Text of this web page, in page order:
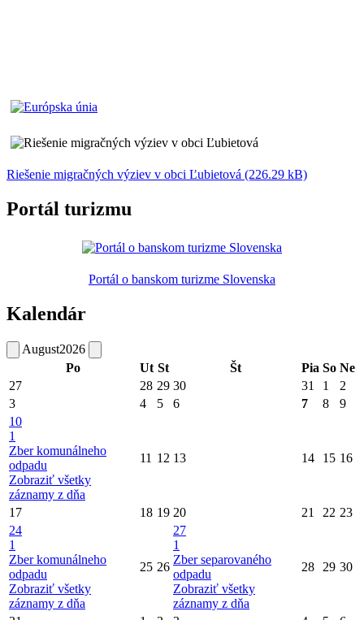
Riešenie migračných výziev v obci Ľubietová (226.29 kB)
Portál turizmu
Portál o banskom turizme Slovenska
Kalendár
August2026
Po
Ut St Št Pia So Ne
27
28 29 30 31 1
2
3
4 5 6 7 8
9
10
1
Zber komunálneho
odpadu
Zobraziť všetky
záznamy z dňa
11 12 13 14 15 16
17 18 19 20 21 22 23
24
1
Zber komunálneho
odpadu
Zobraziť všetky
záznamy z dňa
25 26
27
1
Zber separovaného
odpadu
Zobraziť všetky
záznamy z dňa
28 29 30